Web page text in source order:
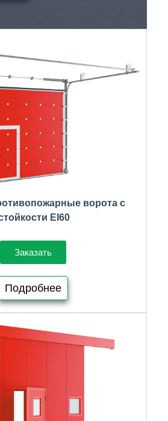
ворота с
EI60
Заказать
Подробнее